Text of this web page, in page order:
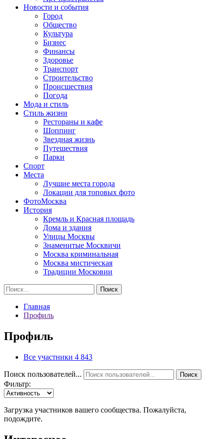
Новости и события
Город
Общество
Культура
Бизнес
Финансы
Здоровье
Транспорт
Строительство
Происшествия
Погода
Мода и стиль
Стиль жизни
Рестораны и кафе
Шоппинг
Звездная жизнь
Путешествия
Парки
Спорт
Места
Лучшие места города
Локации для топовых фото
ФотоМосква
История
Кремль и Красная площадь
Дома и здания
Улицы Москвы
Знаменитые Москвичи
Москва криминальная
Москва мистическая
Традиции Московии
Найти:
Главная
Профиль
Профиль
Все участники 4 843
Поиск пользователей... Поиск
Фильтр:
Загрузка участников вашего сообщества. Пожалуйста,
подождите.